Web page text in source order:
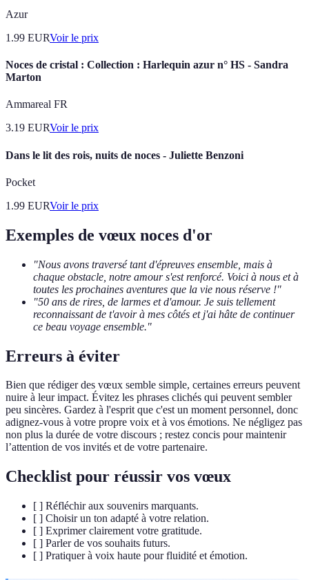
Azur
1.99 EURVoir le prix
Noces de cristal : Collection : Harlequin azur n° HS - Sandra
Marton
Ammareal FR
3.19 EURVoir le prix
Dans le lit des rois, nuits de noces - Juliette Benzoni
Pocket
1.99 EURVoir le prix
Exemples de vœux noces d'or
"Nous avons traversé tant d'épreuves ensemble, mais à
chaque obstacle, notre amour s'est renforcé. Voici à nous et à
toutes les prochaines aventures que la vie nous réserve !"
"50 ans de rires, de larmes et d'amour. Je suis tellement
reconnaissant de t'avoir à mes côtés et j'ai hâte de continuer
ce beau voyage ensemble."
Erreurs à éviter
Bien que rédiger des vœux semble simple, certaines erreurs peuvent
nuire à leur impact. Évitez les phrases clichés qui peuvent sembler
peu sincères. Gardez à l'esprit que c'est un moment personnel, donc
adignez-vous à votre propre voix et à vos émotions. Ne négligez pas
non plus la durée de votre discours ; restez concis pour maintenir
l’attention de vos invités et de votre partenaire.
Checklist pour réussir vos vœux
[ ] Réfléchir aux souvenirs marquants.
[ ] Choisir un ton adapté à votre relation.
[ ] Exprimer clairement votre gratitude.
[ ] Parler de vos souhaits futurs.
[ ] Pratiquer à voix haute pour fluidité et émotion.